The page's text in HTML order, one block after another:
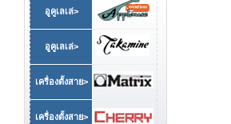
อูคูเลเล่>
อูคูเลเล่>
เครื่องตั้งสาย>
เครื่องตั้งสาย>